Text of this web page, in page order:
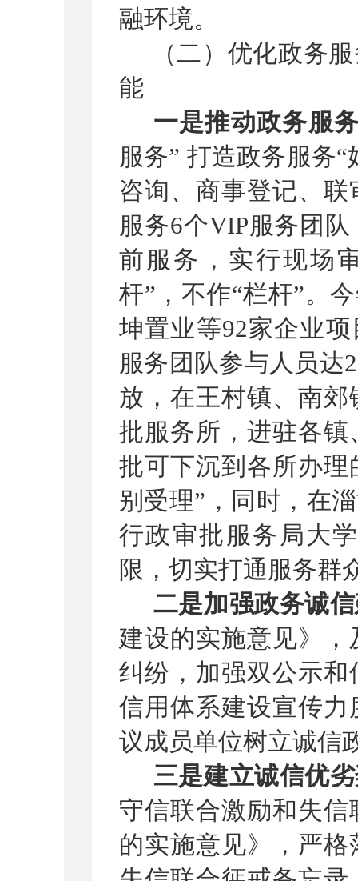
融环境。
（二）优化政务
能
一是推动政务服
服务” 打造政务服务
咨询、商事登记、
服务6个VIP服务团
前服务，实行现场
杆”，不作“栏杆”。
坤置业等92家企业
服务团队参与人员达
放，在王村镇、南
批服务所，进驻各
批可下沉到各所办理
别受理”，同时，在
行政审批服务局大
限，切实打通服务群
二是加强政务诚
建设的实施意见》
纠纷，加强双公示
信用体系建设宣传
议成员单位树立诚信
三是建立诚信优
守信联合激励和失
的实施意见》，严